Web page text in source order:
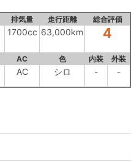
排気量 走行距離 総合評価
1700cc 63,000km 4
AC 色 内装 外装
AC シロ - -